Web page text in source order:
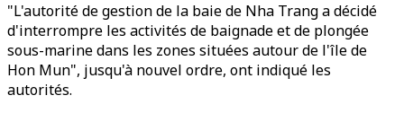
"L'autorité de gestion de la baie de Nha Trang a décidé
d'interrompre les activités de baignade et de plongée
sous-marine dans les zones situées autour de l'île de
Hon Mun", jusqu'à nouvel ordre, ont indiqué les
autorités.